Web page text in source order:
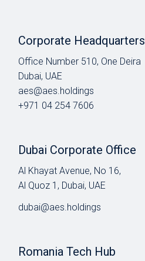
Corporate Headquarters
Office Number 510, One Deira
Dubai, UAE
aes@aes.holdings
+971 04 254 7606
Dubai Corporate Office
Al Khayat Avenue, No 16,
Al Quoz 1, Dubai, UAE
dubai@aes.holdings
Romania Tech Hub